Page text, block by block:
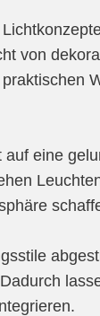
von
eine